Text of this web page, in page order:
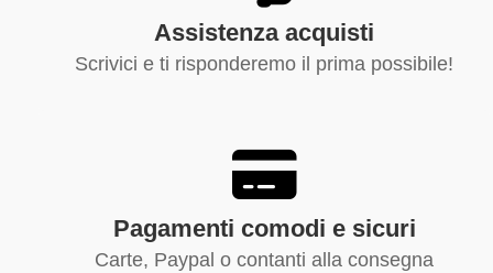
Assistenza acquisti
Scrivici e ti risponderemo il prima possibile!
Pagamenti comodi e sicuri
Carte, Paypal o contanti alla consegna